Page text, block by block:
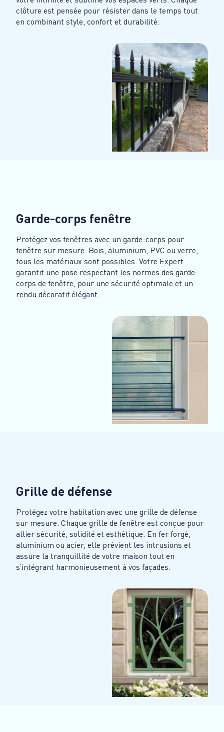
clôture est pensée pour résister dans le temps tout
en combinant style, confort et durabilité.
Garde-corps fenêtre
Protégez vos fenêtres avec un garde-corps pour
fenêtre sur mesure. Bois, aluminium, PVC ou verre,
tous les matériaux sont possibles. Votre Expert
garantit une pose respectant les normes des garde-
corps de fenêtre, pour une sécurité optimale et un
rendu décoratif élégant.
Grille de défense
Protégez votre habitation avec une grille de défense
sur mesure. Chaque grille de fenêtre est conçue pour
allier sécurité, solidité et esthétique. En fer forgé,
aluminium ou acier, elle prévient les intrusions et
assure la tranquillité de votre maison tout en
s’intégrant harmonieusement à vos façades.